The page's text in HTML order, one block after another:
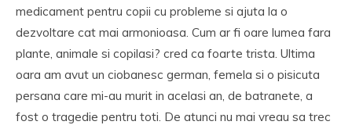
medicament pentru copii cu probleme si ajuta la o
dezvoltare cat mai armonioasa. Cum ar fi oare lumea fara
plante, animale si copilasi? cred ca foarte trista. Ultima
oara am avut un ciobanesc german, femela si o pisicuta
persana care mi-au murit in acelasi an, de batranete, a
fost o tragedie pentru toti. De atunci nu mai vreau sa trec